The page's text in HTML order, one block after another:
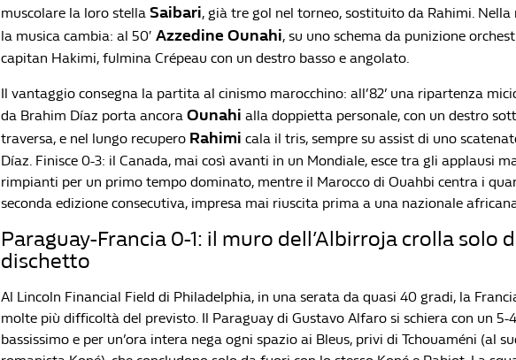
muscolare la loro stella Saibari, già tre gol nel torneo, sostituito da Rahimi. Nella
la musica cambia: al 50′ Azzedine Ounahi, su uno schema da punizione
capitan Hakimi, fulmina Crépeau con un destro basso e angolato.
Il vantaggio consegna la partita al cinismo marocchino: all’82’ una ripartenza
da Brahim Díaz porta ancora Ounahi alla doppietta personale, con un destro
traversa, e nel lungo recupero Rahimi cala il tris, sempre su assist di uno
Díaz. Finisce 0-3: il Canada, mai così avanti in un Mondiale, esce tra gli applausi
rimpianti per un primo tempo dominato, mentre il Marocco di Ouahbi centra i
seconda edizione consecutiva, impresa mai riuscita prima a una nazionale
Paraguay-Francia 0-1: il muro dell’Albirroja crolla solo
dischetto
Al Lincoln Financial Field di Philadelphia, in una serata da quasi 40 gradi, la
molte più difficoltà del previsto. Il Paraguay di Gustavo Alfaro si schiera con un 5-
bassissimo e per un’ora intera nega ogni spazio ai Bleus, privi di Tchouaméni (al